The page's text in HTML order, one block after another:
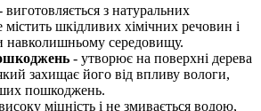
виготовляється з натуральних
шкідливих хімічних речовин і
навколишньому середовищу.
- утворює на поверхні дерева
захищає його від впливу вологи,
пошкоджень.
міцність і не змивається водою,